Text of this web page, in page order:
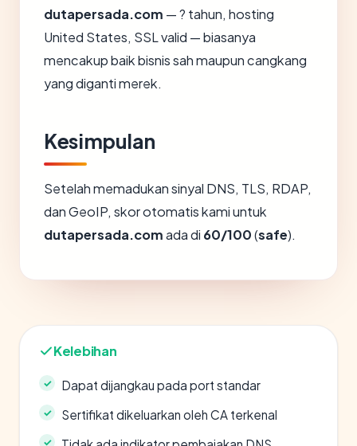
dutapersada.com — ? tahun, hosting
United States, SSL valid — biasanya
mencakup baik bisnis sah maupun cangkang
yang diganti merek.
Kesimpulan
Setelah memadukan sinyal DNS, TLS, RDAP,
dan GeoIP, skor otomatis kami untuk
dutapersada.comada di 60/100(safe).
Kelebihan
Dapat dijangkau pada port standar
Sertifikat dikeluarkan oleh CA terkenal